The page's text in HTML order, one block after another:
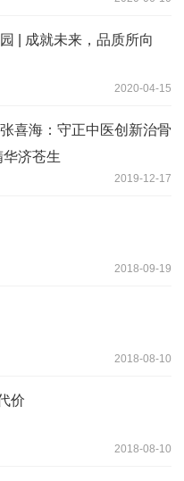
| 成就未来，品质所向
2020-04-15
喜海：守正中医创新治骨
济苍生
2019-12-17
2018-09-19
2018-08-10
价
2018-08-10